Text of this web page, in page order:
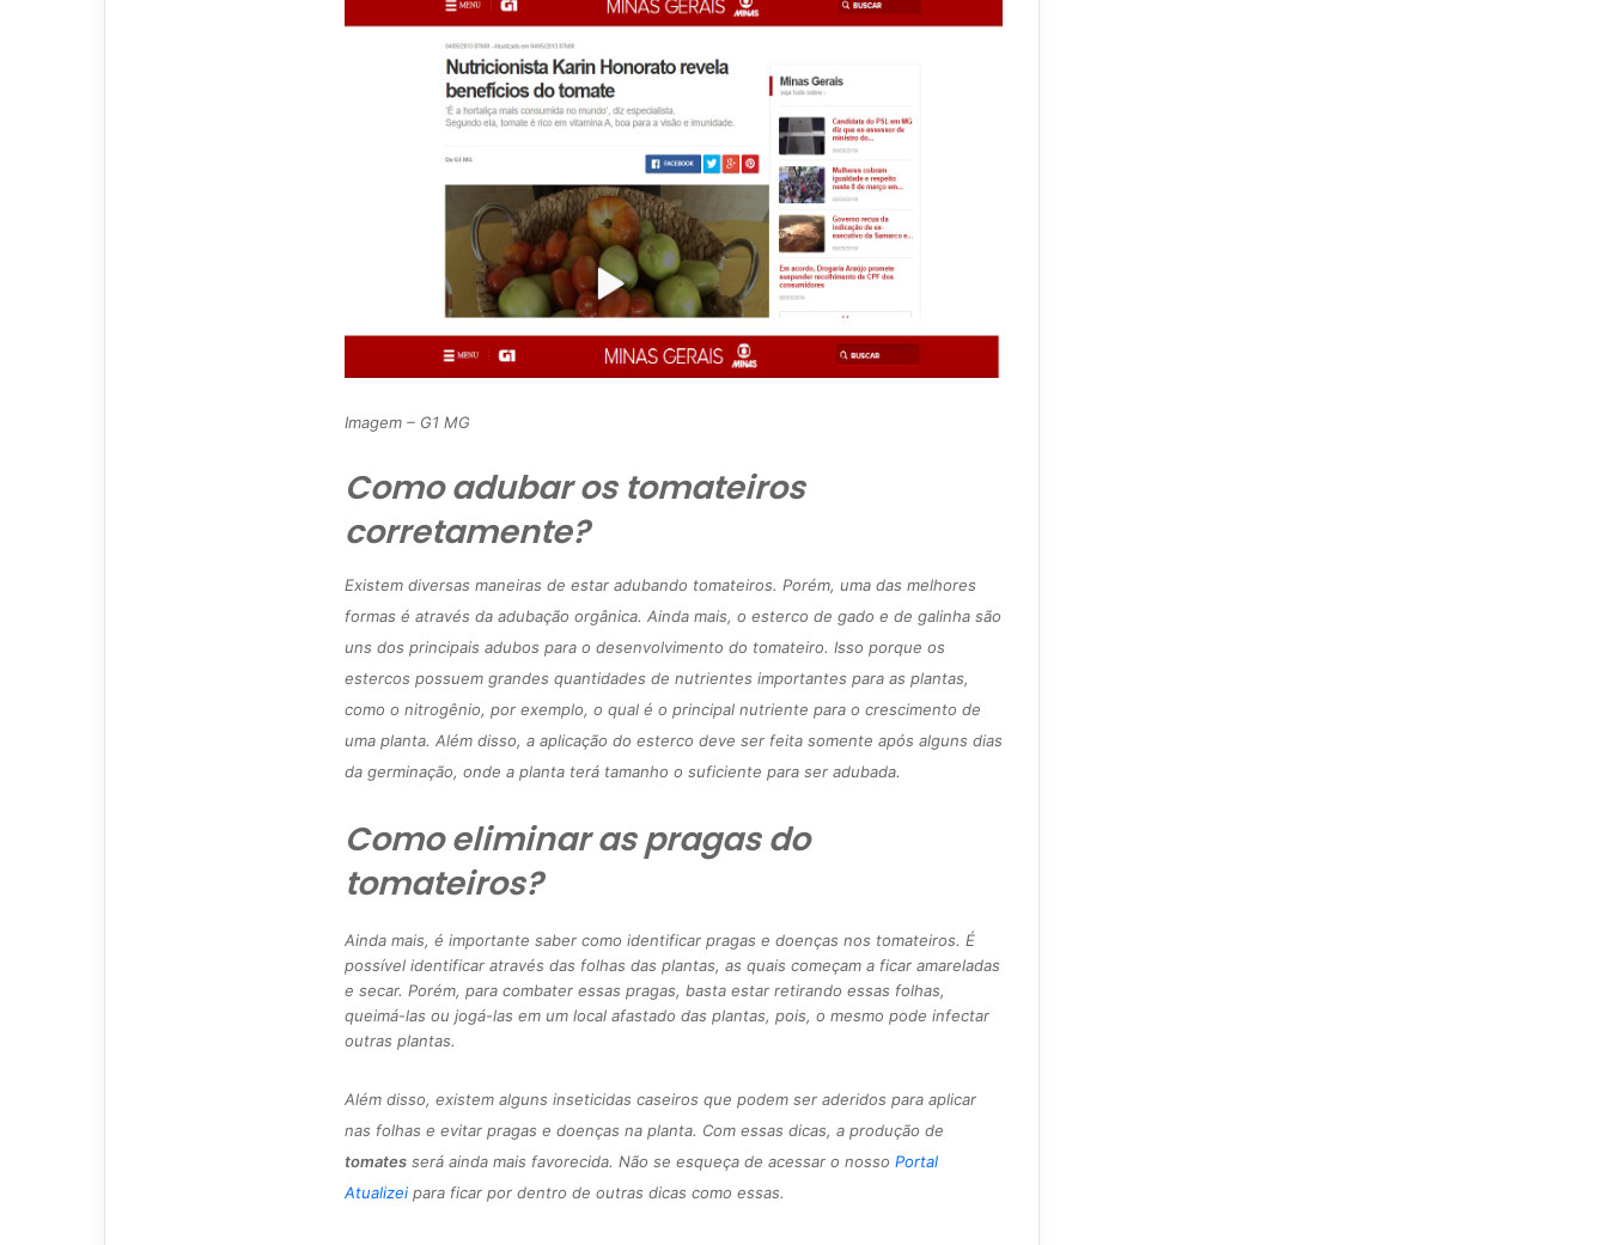
Imagem – G1 MG
Como adubar os tomateiros
corretamente?
Existem diversas maneiras de estar adubando tomateiros. Porém, uma das melhores
formas é através da adubação orgânica. Ainda mais, o esterco de gado e de galinha são
uns dos principais adubos para o desenvolvimento do tomateiro. Isso porque os
estercos possuem grandes quantidades de nutrientes importantes para as plantas,
como o nitrogênio, por exemplo, o qual é o principal nutriente para o crescimento de
uma planta. Além disso, a aplicação do esterco deve ser feita somente após alguns dias
da germinação, onde a planta terá tamanho o suficiente para ser adubada.
Como eliminar as pragas do
tomateiros?
Ainda mais, é importante saber como identificar pragas e doenças nos tomateiros. É
possível identificar através das folhas das plantas, as quais começam a ficar amareladas
e secar. Porém, para combater essas pragas, basta estar retirando essas folhas,
queimá-las ou jogá-las em um local afastado das plantas, pois, o mesmo pode infectar
outras plantas.
Além disso, existem alguns inseticidas caseiros que podem ser aderidos para aplicar
nas folhas e evitar pragas e doenças na planta. Com essas dicas, a produção de
tomates será ainda mais favorecida. Não se esqueça de acessar o nosso Portal
Atualizei para ficar por dentro de outras dicas como essas.